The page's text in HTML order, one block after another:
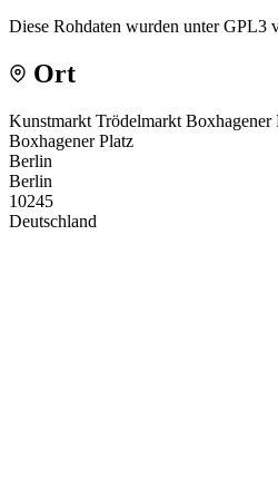
Diese Rohdaten wurden unter GPL3
Ort
Kunstmarkt Trödelmarkt Boxhagener
Boxhagener Platz
Berlin
Berlin
10245
Deutschland